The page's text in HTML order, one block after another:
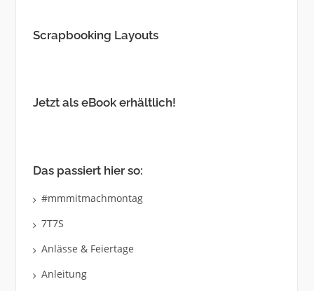
Scrapbooking Layouts
Jetzt als eBook erhältlich!
Das passiert hier so:
#mmmitmachmontag
7T7S
Anlässe & Feiertage
Anleitung